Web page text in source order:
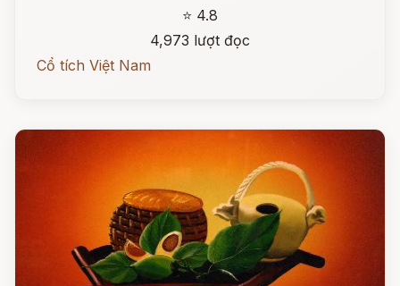
⭐ 4.8
4,973 lượt đọc
Cổ tích Việt Nam